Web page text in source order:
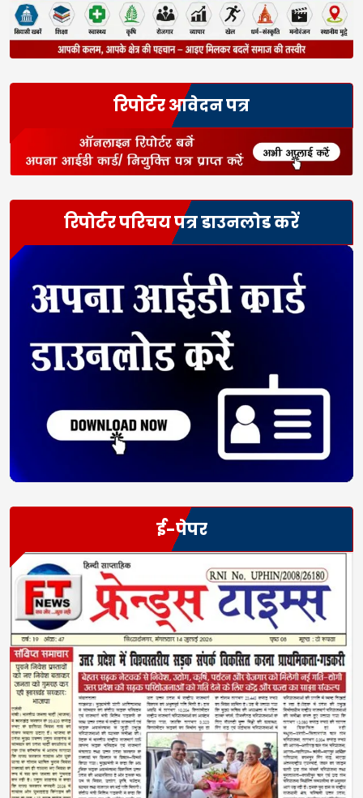
रिपोर्टर आवेदन पत्र
रिपोर्टर परिचय पत्र डाउनलोड करें
ई-पेपर